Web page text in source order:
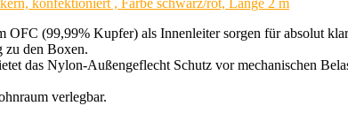
konfektioniert , Farbe schwarz/rot, Länge 2 m
(99,99% Kupfer) als Innenleiter sorgen für absolut
zu den Boxen.
das Nylon-Außengeflecht Schutz vor mechanischen
verlegbar.